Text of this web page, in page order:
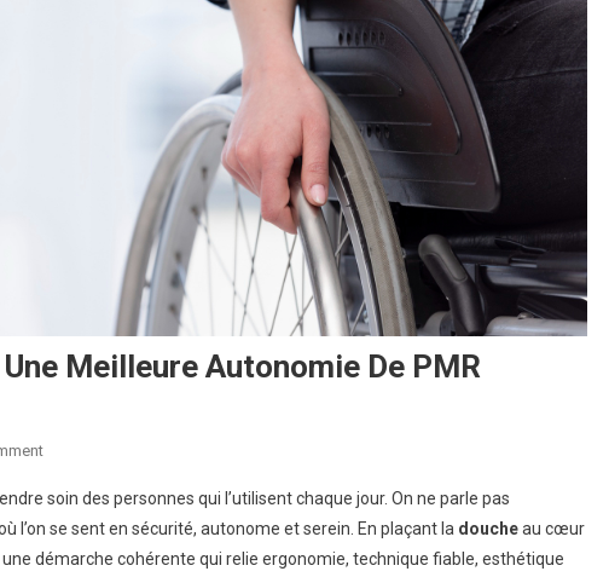
Meilleure Autonomie De PMR
On
D’eau
Inclusive
Pour
soin des personnes qui l’utilisent chaque jour. On ne parle pas
l’on se sent en sécurité, autonome et serein. En plaçant la doucheau cœur
démarche cohérente qui relie ergonomie, technique fiable, esthétique